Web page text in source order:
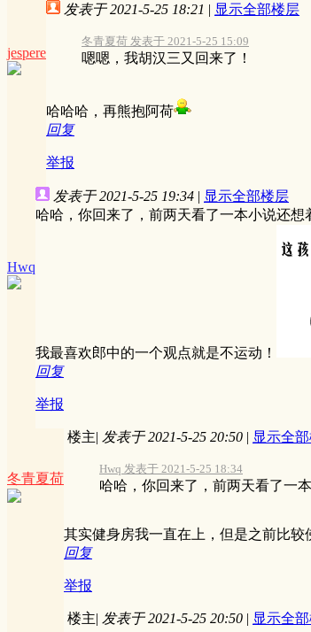
jespere
发表于 2021-5-25 18:21 | 显示全部楼层
冬青夏荷 发表于 2021-5-25 15:09
嗯嗯，我胡汉三又回来了！
哈哈哈，再熊抱阿荷
回复
举报
Hwq
发表于 2021-5-25 19:34 | 显示全部楼层
哈哈，你回来了，前两天看了一本小说还
我最喜欢郎中的一个观点就是不运动！
回复
举报
冬青夏荷
楼主| 发表于 2021-5-25 20:50 | 显示全
Hwq 发表于 2021-5-25 18:34
哈哈，你回来了，前两天看了一
其实健身房我一直在上，但是之前比
回复
举报
楼主| 发表于 2021-5-25 20:50 | 显示全